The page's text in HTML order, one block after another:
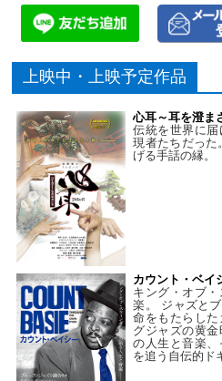
上映中・上映予定作品
心耳～耳を澄ま
伝統を世界に
現者たちだった
げる手話の縁。
カウント・ベ
キング・オブ
楽。 ジャズと
命をもたらし
グジャズの黄
の人生と音楽
を追う自伝的ド